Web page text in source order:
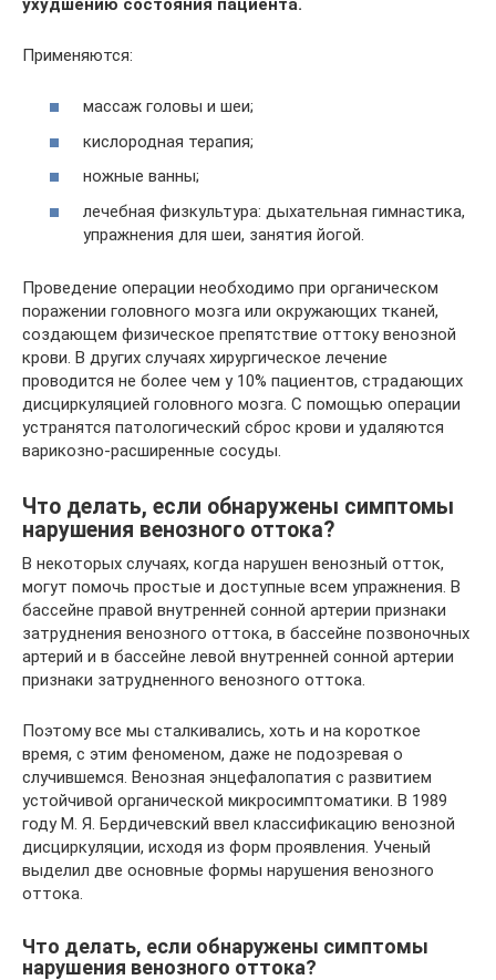
Применяются:
массаж головы и шеи;
кислородная терапия;
ножные ванны;
лечебная физкультура: дыхательная гимнастика,
упражнения для шеи, занятия йогой.
Проведение операции необходимо при органическом
поражении головного мозга или окружающих тканей,
создающем физическое препятствие оттоку венозной
крови. В других случаях хирургическое лечение
проводится не более чем у 10% пациентов, страдающих
дисциркуляцией головного мозга. С помощью операции
устранятся патологический сброс крови и удаляются
варикозно-расширенные сосуды.
Что делать, если обнаружены симптомы
нарушения венозного оттока?
В некоторых случаях, когда нарушен венозный отток,
могут помочь простые и доступные всем упражнения. В
бассейне правой внутренней сонной артерии признаки
затруднения венозного оттока, в бассейне позвоночных
артерий и в бассейне левой внутренней сонной артерии
признаки затрудненного венозного оттока.
Поэтому все мы сталкивались, хоть и на короткое
время, с этим феноменом, даже не подозревая о
случившемся. Венозная энцефалопатия с развитием
устойчивой органической микросимптоматики. В 1989
году М. Я. Бердичевский ввел классификацию венозной
дисциркуляции, исходя из форм проявления. Ученый
выделил две основные формы нарушения венозного
оттока.
Что делать, если обнаружены симптомы
нарушения венозного оттока?